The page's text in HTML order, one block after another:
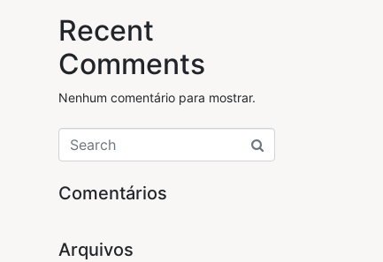
Recent
Comments
Nenhum comentário para mostrar.
Comentários
Arquivos